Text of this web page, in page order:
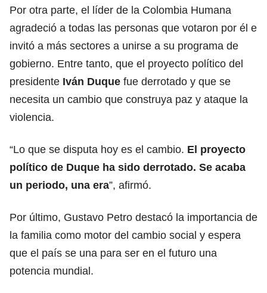
Por otra parte, el líder de la Colombia Humana
agradeció a todas las personas que votaron por él e
invitó a más sectores a unirse a su programa de
gobierno. Entre tanto, que el proyecto político del
presidente Iván Duque fue derrotado y que se
necesita un cambio que construya paz y ataque la
violencia.
“Lo que se disputa hoy es el cambio. El proyecto
político de Duque ha sido derrotado. Se acaba
un periodo, una era”, afirmó.
Por último, Gustavo Petro destacó la importancia de
la familia como motor del cambio social y espera
que el país se una para ser en el futuro una
potencia mundial.